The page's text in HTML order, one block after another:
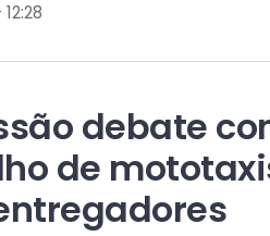
debate
de